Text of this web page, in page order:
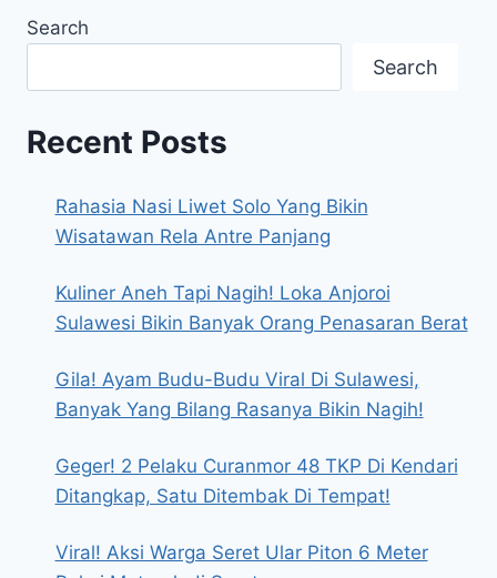
Search
Search
Recent Posts
Rahasia Nasi Liwet Solo Yang Bikin
Wisatawan Rela Antre Panjang
Kuliner Aneh Tapi Nagih! Loka Anjoroi
Sulawesi Bikin Banyak Orang Penasaran Berat
Gila! Ayam Budu-Budu Viral Di Sulawesi,
Banyak Yang Bilang Rasanya Bikin Nagih!
Geger! 2 Pelaku Curanmor 48 TKP Di Kendari
Ditangkap, Satu Ditembak Di Tempat!
Viral! Aksi Warga Seret Ular Piton 6 Meter